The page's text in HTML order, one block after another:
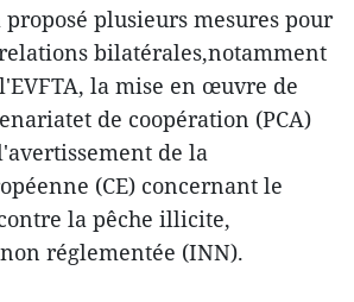
plusieurs mesures pour
bilatérales,notamment
la mise en œuvre de
de coopération (PCA)
de la
(CE) concernant le
la pêche illicite,
réglementée (INN).